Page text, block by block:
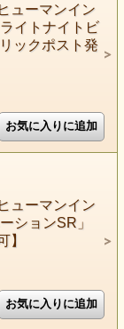
ューマンイン
イトナイトビ
ックポスト発
ューマンイン
ションSR」
】